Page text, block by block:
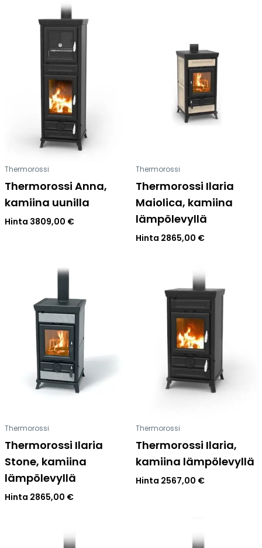
Thermorossi
Thermorossi Anna,
kamiina uunilla
Hinta 3809,00 €
Thermorossi
Thermorossi Ilaria
Maiolica, kamiina
lämpölevyllä
Hinta 2865,00 €
Thermorossi
Thermorossi Ilaria
Stone, kamiina
lämpölevyllä
Hinta 2865,00 €
Thermorossi
Thermorossi Ilaria,
kamiina lämpölevyllä
Hinta 2567,00 €